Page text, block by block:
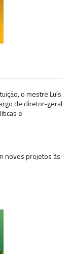
o mestre Luís
de diretor-geral
e
novos projetos às